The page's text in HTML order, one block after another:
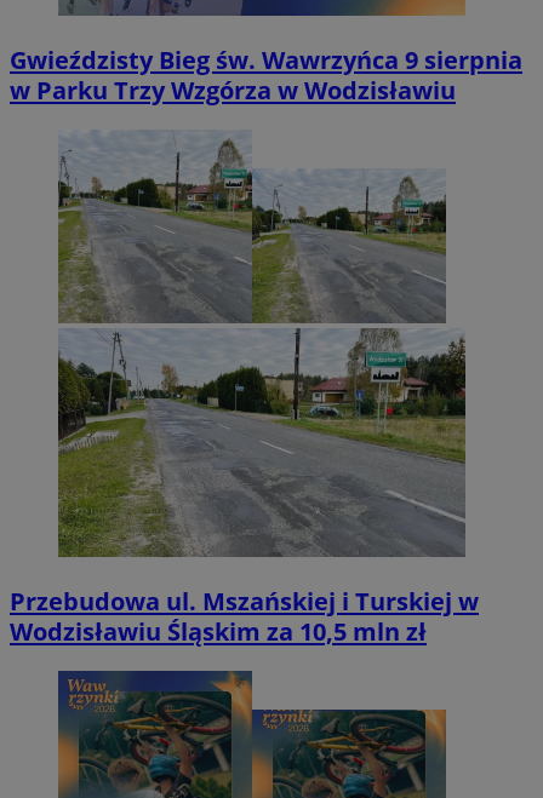
Gwieździsty Bieg św. Wawrzyńca 9 sierpnia
w Parku Trzy Wzgórza w Wodzisławiu
Przebudowa ul. Mszańskiej i Turskiej w
Wodzisławiu Śląskim za 10,5 mln zł